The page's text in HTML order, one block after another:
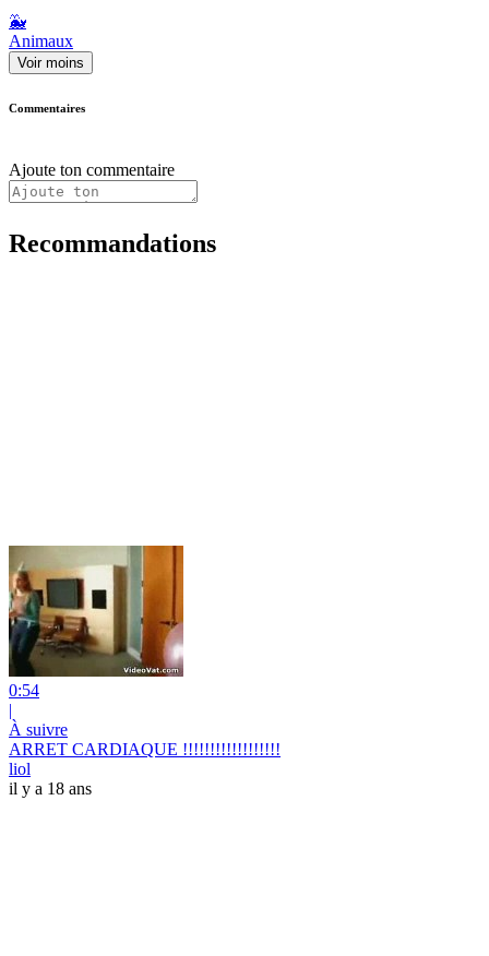
🐳
Animaux
Voir moins
Commentaires
Ajoute ton commentaire
Recommandations
0:54
|
À suivre
ARRET CARDIAQUE !!!!!!!!!!!!!!!!!!
liol
il y a 18 ans